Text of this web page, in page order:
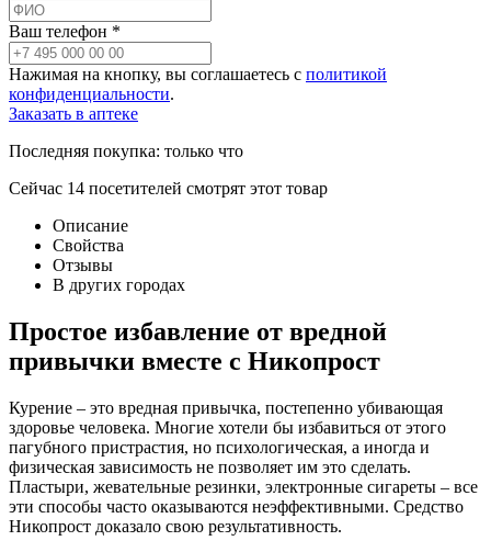
Ваш телефон *
Нажимая на кнопку, вы соглашаетесь с политикой
конфиденциальности.
Заказать в аптеке
Последняя покупка: только что
Сейчас 14 посетителей смотрят этот товар
Описание
Свойства
Отзывы
В других городах
Простое избавление от вредной
привычки вместе с Никопрост
Курение – это вредная привычка, постепенно убивающая
здоровье человека. Многие хотели бы избавиться от этого
пагубного пристрастия, но психологическая, а иногда и
физическая зависимость не позволяет им это сделать.
Пластыри, жевательные резинки, электронные сигареты – все
эти способы часто оказываются неэффективными. Средство
Никопрост доказало свою результативность.